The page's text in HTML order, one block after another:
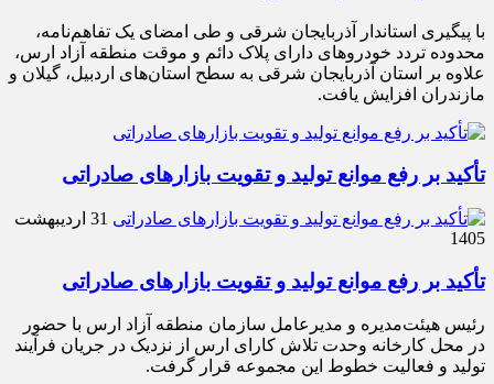
با پیگیری استاندار آذربایجان شرقی و طی امضای یک تفاهم‌نامه،
محدوده تردد خودروهای دارای پلاک دائم و موقت منطقه آزاد ارس،
علاوه بر استان آذربایجان شرقی به سطح استان‌های اردبیل، گیلان و
مازندران افزایش یافت.
تأکید بر رفع موانع تولید و تقویت بازارهای صادراتی
31 اردیبهشت
1405
تأکید بر رفع موانع تولید و تقویت بازارهای صادراتی
رئیس هیئت‌مدیره و مدیرعامل سازمان منطقه آزاد ارس با حضور
در محل کارخانه وحدت تلاش کارای ارس از نزدیک در جریان فرآیند
تولید و فعالیت خطوط این مجموعه قرار گرفت.